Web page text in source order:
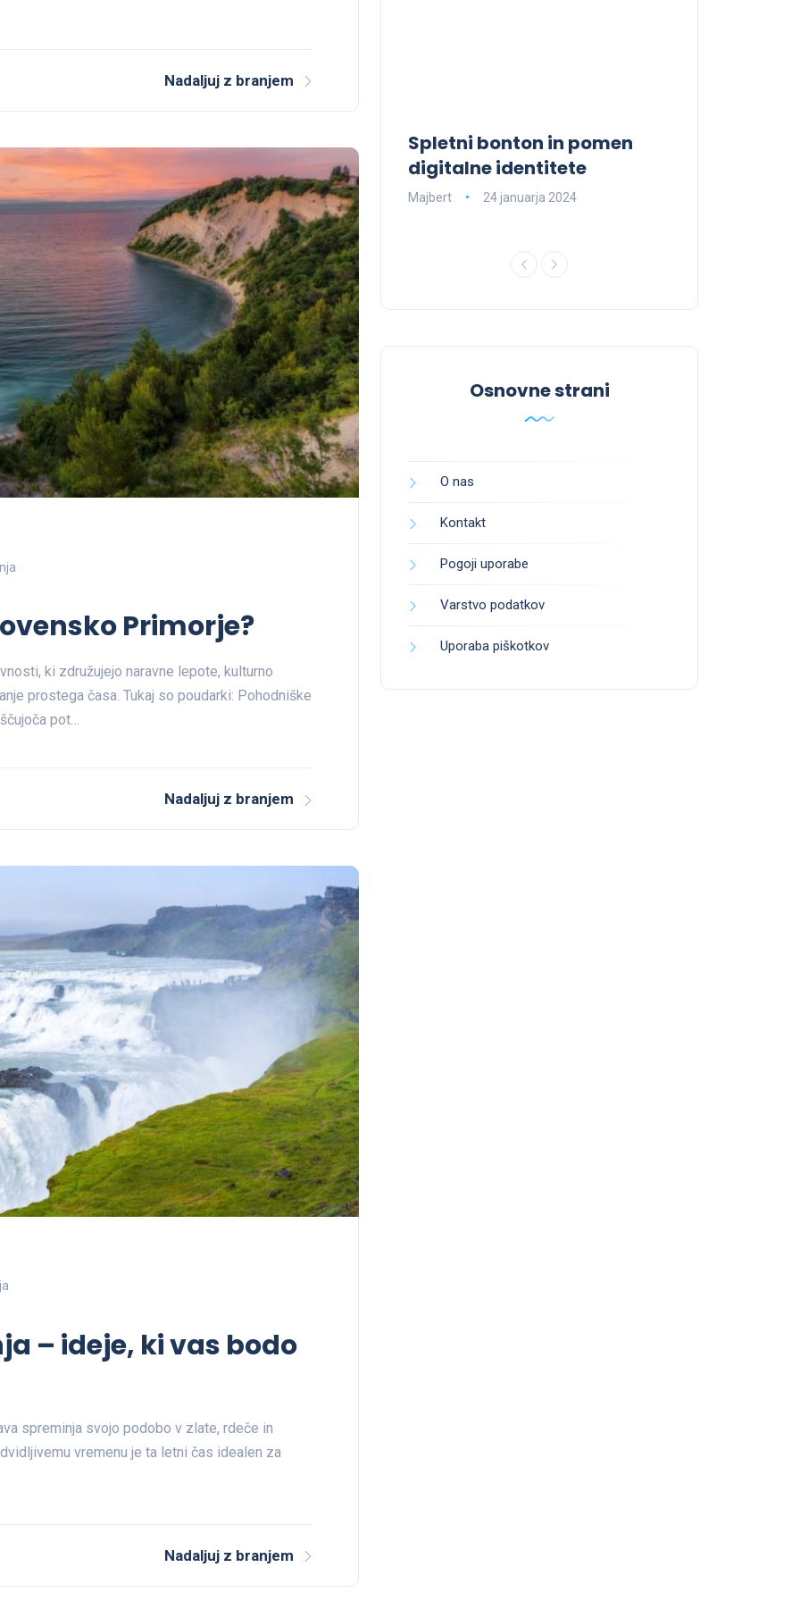
Nadaljuj z branjem
Primorje?
ki združujejo naravne lepote, kulturno
prostega časa. Tukaj so poudarki: Pohodniške
pot…
Nadaljuj z branjem
– ideje, ki vas bodo
spreminja svojo podobo v zlate, rdeče in
vremenu je ta letni čas idealen za
Nadaljuj z branjem
Ali prepoznate nebesedno
komunikacijo vaših
sogovornikov?
Majbert 13 januarja 2024
Spletni bonton in pomen
digitalne identitete
Majbert 24 januarja 2024
Osnovne strani
O nas
Kontakt
Pogoji uporabe
Varstvo podatkov
Uporaba piškotkov